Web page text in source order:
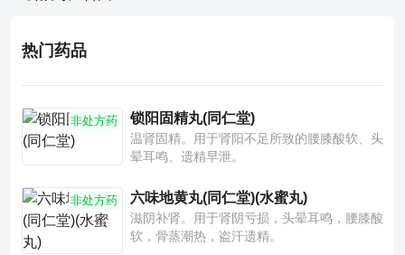
热门药品
非处方药 锁阳固精丸(同仁堂)
温肾固精。用于肾阳不足所致的腰膝酸软、头
晕耳鸣、遗精早泄。
非处方药 六味地黄丸(同仁堂)(水蜜丸)
滋阴补肾。用于肾阴亏损，头晕耳鸣，腰膝酸
软，骨蒸潮热，盗汗遗精。